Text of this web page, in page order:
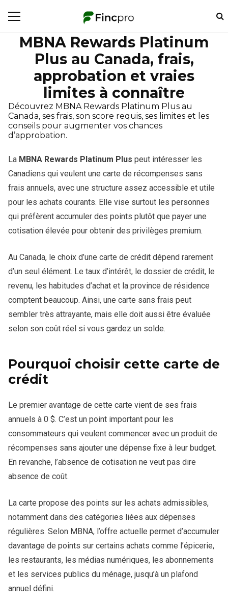
MBNA Rewards Platinum
Plus au Canada, frais,
approbation et vraies
limites à connaître
Découvrez MBNA Rewards Platinum Plus au
Canada, ses frais, son score requis, ses limites et les
conseils pour augmenter vos chances
d’approbation.
La MBNA Rewards Platinum Plus peut intéresser les
Canadiens qui veulent une carte de récompenses sans
frais annuels, avec une structure assez accessible et utile
pour les achats courants. Elle vise surtout les personnes
qui préfèrent accumuler des points plutôt que payer une
cotisation élevée pour obtenir des privilèges premium.
Au Canada, le choix d’une carte de crédit dépend rarement
d’un seul élément. Le taux d’intérêt, le dossier de crédit, le
revenu, les habitudes d’achat et la province de résidence
comptent beaucoup. Ainsi, une carte sans frais peut
sembler très attrayante, mais elle doit aussi être évaluée
selon son coût réel si vous gardez un solde.
Pourquoi choisir cette carte de
crédit
Le premier avantage de cette carte vient de ses frais
annuels à 0 $. C’est un point important pour les
consommateurs qui veulent commencer avec un produit de
récompenses sans ajouter une dépense fixe à leur budget.
En revanche, l’absence de cotisation ne veut pas dire
absence de coût.
La carte propose des points sur les achats admissibles,
notamment dans des catégories liées aux dépenses
régulières. Selon MBNA, l’offre actuelle permet d’accumuler
davantage de points sur certains achats comme l’épicerie,
les restaurants, les médias numériques, les abonnements
et les services publics du ménage, jusqu’à un plafond
annuel défini.